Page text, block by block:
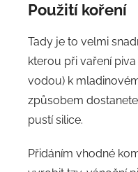
Použití koření
Tady je to velmi
kterou při vaření
vodou) k
způsobem
pustí silice.
Přidáním vhodné